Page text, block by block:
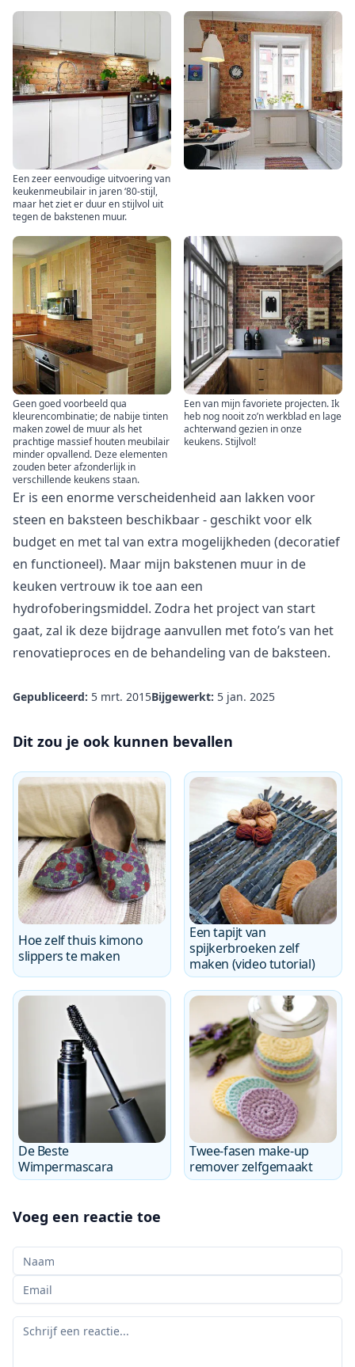
Een zeer eenvoudige uitvoering van
keukenmeubilair in jaren ‘80-stijl,
maar het ziet er duur en stijlvol uit
tegen de bakstenen muur.
Geen goed voorbeeld qua
kleurencombinatie; de nabije tinten
maken zowel de muur als het
prachtige massief houten meubilair
minder opvallend. Deze elementen
zouden beter afzonderlijk in
verschillende keukens staan.
Een van mijn favoriete projecten. Ik
heb nog nooit zo’n werkblad en lage
achterwand gezien in onze
keukens. Stijlvol!
Er is een enorme verscheidenheid aan lakken voor
steen en baksteen beschikbaar - geschikt voor elk
budget en met tal van extra mogelijkheden (decoratief
en functioneel). Maar mijn bakstenen muur in de
keuken vertrouw ik toe aan een
hydrofoberingsmiddel. Zodra het project van start
gaat, zal ik deze bijdrage aanvullen met foto’s van het
renovatieproces en de behandeling van de baksteen.
Gepubliceerd: 5 mrt. 2015Bijgewerkt: 5 jan. 2025
Dit zou je ook kunnen bevallen
Hoe zelf thuis kimono
slippers te maken
Een tapijt van
spijkerbroeken zelf
maken (video tutorial)
De Beste
Wimpermascara
Twee-fasen make-up
remover zelfgemaakt
Voeg een reactie toe
Uw naam
Uw e-mail
Uw reactie